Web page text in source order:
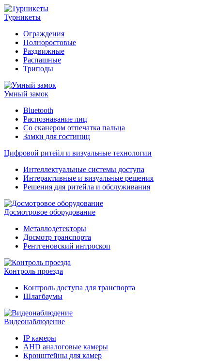
Турникеты
Ограждения
Полноростовые
Раздвижные
Распашные
Триподы
Умный замок
Bluetooth
Распознавание лиц
Со сканером отпечатка пальца
Замки для гостиниц
Цифровой ритейл и визуальные технологии
Интеллектуальные системы доступа
Интерактивные и визуальные решения
Решения для ритейла и обслуживания
Досмотровое оборудование
Металлодетекторы
Досмотр транспорта
Рентгеновский интроскоп
Контроль проезда
Контроль доступа для транспорта
Шлагбаумы
Видеонаблюдение
IP камеры
AHD аналоговые камеры
Кронштейны для камер